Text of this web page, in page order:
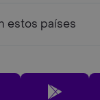
estos países